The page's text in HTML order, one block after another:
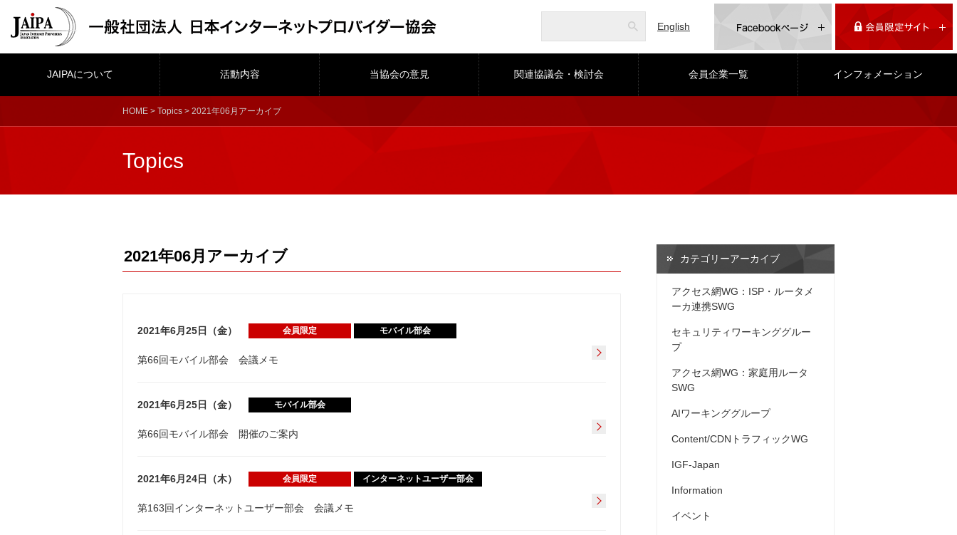
English
JAIPAについて 活動内容 当協会の意見 関連協議会・検討会 会員企業一覧 インフォメーション
HOME > Topics > 2021年06月アーカイブ
Topics
2021年06月アーカイブ
2021年6月25日（金） 会員限定 モバイル部会
第66回モバイル部会 会議メモ
2021年6月25日（金） モバイル部会
第66回モバイル部会 開催のご案内
2021年6月24日（木） 会員限定 インターネットユーザー部会
第163回インターネットユーザー部会 会議メモ
カテゴリーアーカイブ
アクセス網WG：ISP・ルータメ
ーカ連携SWG
セキュリティワーキンググルー
プ
アクセス網WG：家庭用ルータ
SWG
AIワーキンググループ
Content/CDNトラフィックWG
IGF-Japan
Information
イベント